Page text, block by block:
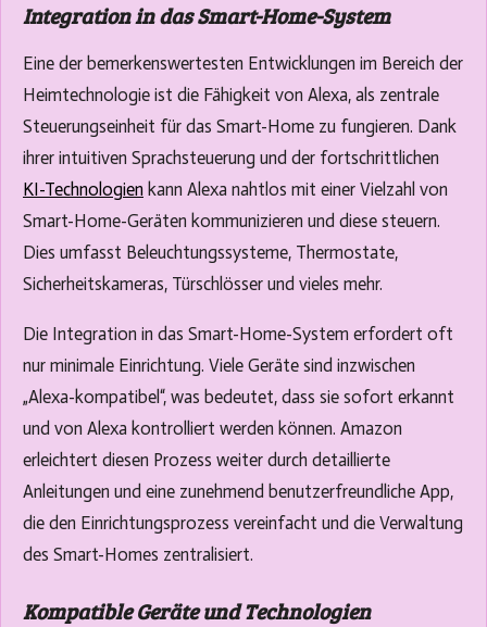
Integration in das Smart-Home-System
Eine der bemerkenswertesten Entwicklungen im Bereich der
Heimtechnologie ist die Fähigkeit von Alexa, als zentrale
Steuerungseinheit für das Smart-Home zu fungieren. Dank
ihrer intuitiven Sprachsteuerung und der fortschrittlichen
KI-Technologien kann Alexa nahtlos mit einer Vielzahl von
Smart-Home-Geräten kommunizieren und diese steuern.
Dies umfasst Beleuchtungssysteme, Thermostate,
Sicherheitskameras, Türschlösser und vieles mehr.
Die Integration in das Smart-Home-System erfordert oft
nur minimale Einrichtung. Viele Geräte sind inzwischen
„Alexa-kompatibel“, was bedeutet, dass sie sofort erkannt
und von Alexa kontrolliert werden können. Amazon
erleichtert diesen Prozess weiter durch detaillierte
Anleitungen und eine zunehmend benutzerfreundliche App,
die den Einrichtungsprozess vereinfacht und die Verwaltung
des Smart-Homes zentralisiert.
Kompatible Geräte und Technologien